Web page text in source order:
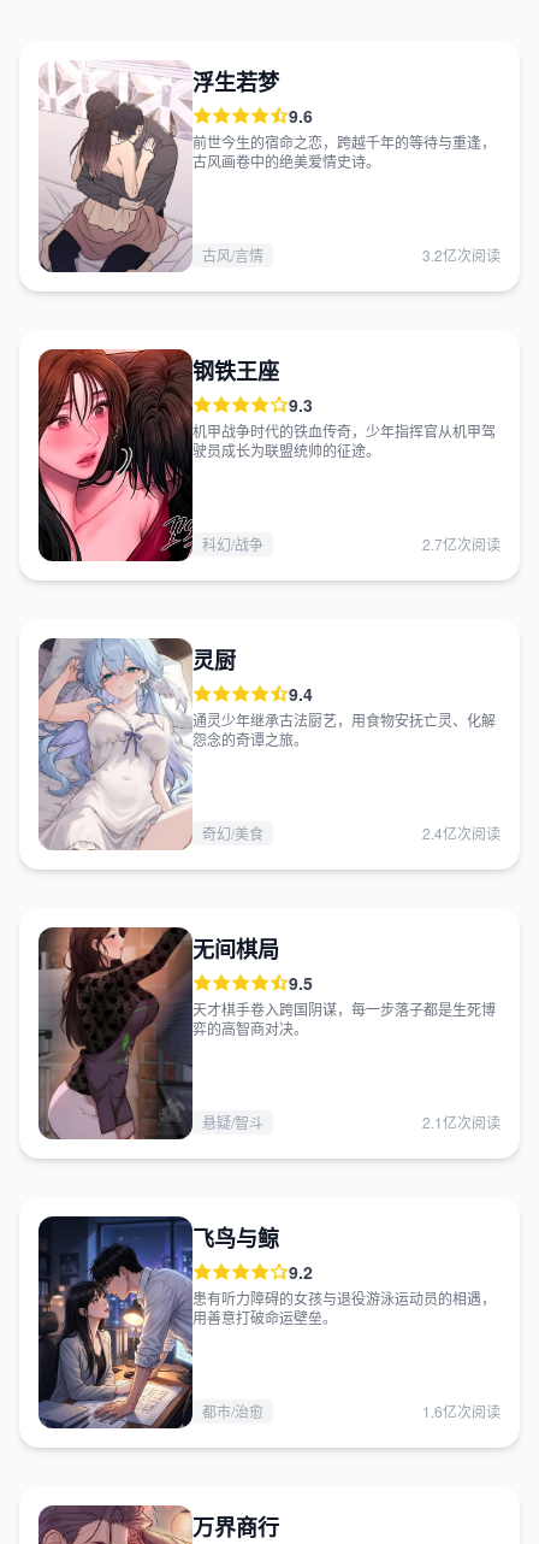
浮生若梦
9.6
前世今生的宿命之恋，跨越千年的等待与重逢，
古风画卷中的绝美爱情史诗。
古风/言情 3.2亿次阅读
钢铁王座
9.3
机甲战争时代的铁血传奇，少年指挥官从机甲驾
驶员成长为联盟统帅的征途。
科幻/战争 2.7亿次阅读
灵厨
9.4
通灵少年继承古法厨艺，用食物安抚亡灵、化解
怨念的奇谭之旅。
奇幻/美食 2.4亿次阅读
无间棋局
9.5
天才棋手卷入跨国阴谋，每一步落子都是生死博
弈的高智商对决。
悬疑/智斗 2.1亿次阅读
飞鸟与鲸
9.2
患有听力障碍的女孩与退役游泳运动员的相遇，
用善意打破命运壁垒。
都市/治愈 1.6亿次阅读
万界商行